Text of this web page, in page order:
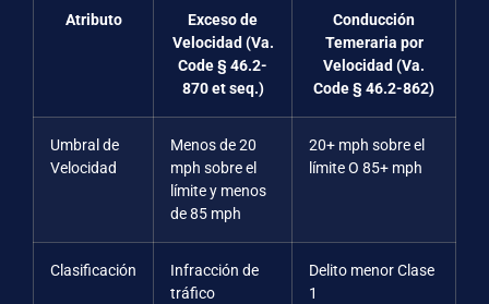
Atributo
Exceso de
Velocidad (Va.
Code § 46.2-
870 et seq.)
Conducción
Temeraria por
Velocidad (Va.
Code § 46.2-862)
Umbral de
Velocidad
Menos de 20
mph sobre el
límite y menos
de 85 mph
20+ mph sobre el
límite O 85+ mph
Clasificación
Infracción de
tráfico
Delito menor Clase
1